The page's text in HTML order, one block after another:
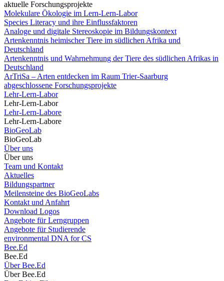
aktuelle Forschungsprojekte
Molekulare Ökologie im Lern-Lern-Labor
Species Literacy und ihre Einflussfaktoren
Analoge und digitale Stereoskopie im Bildungskontext
Artenkenntnis heimischer Tiere im südlichen Afrika und
Deutschland
Artenkenntnis und Wahrnehmung der Tiere des südlichen Afrikas in
Deutschland
ArTriSa – Arten entdecken im Raum Trier-Saarburg
abgeschlossene Forschungsprojekte
Lehr-Lern-Labor
Lehr-Lern-Labor
Lehr-Lern-Labore
Lehr-Lern-Labore
BioGeoLab
BioGeoLab
Über uns
Über uns
Team und Kontakt
Aktuelles
Bildungspartner
Meilensteine des BioGeoLabs
Kontakt und Anfahrt
Download Logos
Angebote für Lerngruppen
Angebote für Studierende
environmental DNA for CS
Bee.Ed
Bee.Ed
Über Bee.Ed
Über Bee.Ed